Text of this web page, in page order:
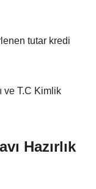
tutar kredi
ve T.C Kimlik
Hazırlık